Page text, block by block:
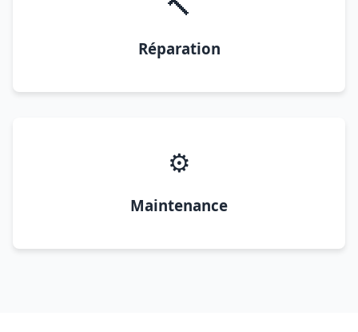
Réparation
⚙️
Maintenance